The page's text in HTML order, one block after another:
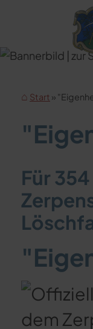
Start
Für